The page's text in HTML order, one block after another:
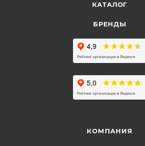
КАТАЛОГ
БРЕНДЫ
КОМПАНИЯ